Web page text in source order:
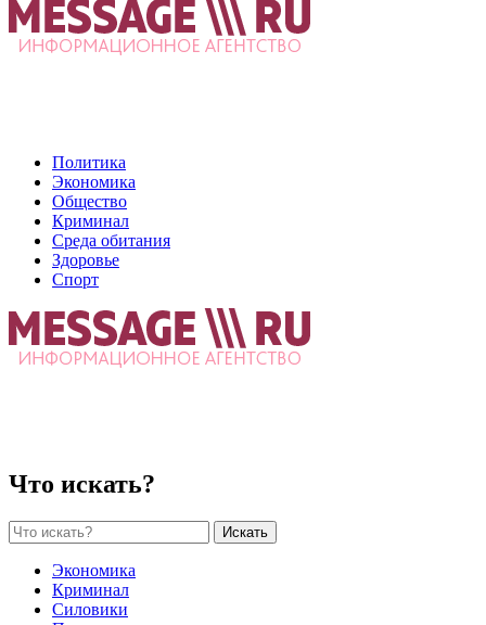
Политика
Экономика
Общество
Криминал
Среда обитания
Здоровье
Спорт
Что искать?
Искать
Экономика
Криминал
Силовики